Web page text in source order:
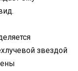
звездой